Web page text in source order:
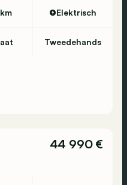
Elektrisch
Tweedehands
44 990 €